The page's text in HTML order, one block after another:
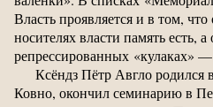
Власть проявляется и в том,
носителях власти память есть, а
репрессированных «кулаках»
Ксёндз Пётр Авгло родился
Ковно, окончил семинарию в